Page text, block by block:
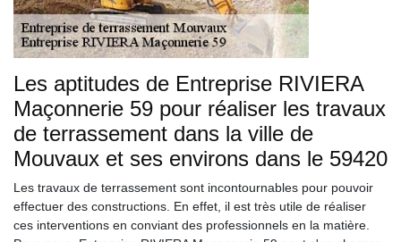
Les aptitudes de Entreprise RIVIERA
Maçonnerie 59 pour réaliser les travaux
de terrassement dans la ville de
Mouvaux et ses environs dans le 59420
Les travaux de terrassement sont incontournables pour pouvoir
effectuer des constructions. En effet, il est très utile de réaliser
ces interventions en conviant des professionnels en la matière.